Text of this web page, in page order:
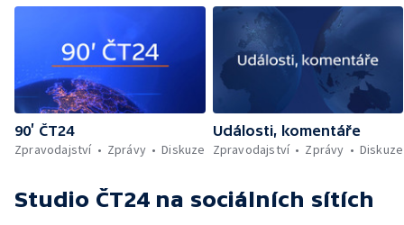
90’ ČT24
Zpravodajství
Zprávy Diskuze
Události, komentáře
Zpravodajství
Zprávy Diskuze
Studio ČT24 na sociálních sítích